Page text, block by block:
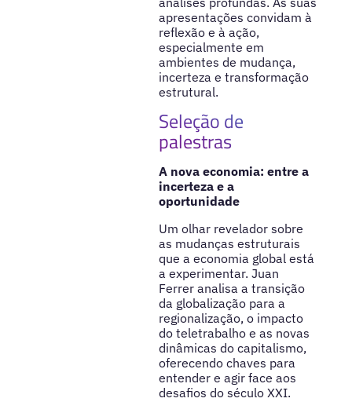
apresentações convidam à
reflexão e à ação,
especialmente em
ambientes de mudança,
incerteza e transformação
estrutural.
Seleção de
palestras
A nova economia: entre a
incerteza e a
oportunidade
Um olhar revelador sobre
as mudanças estruturais
que a economia global está
a experimentar. Juan
Ferrer analisa a transição
da globalização para a
regionalização, o impacto
do teletrabalho e as novas
dinâmicas do capitalismo,
oferecendo chaves para
entender e agir face aos
desafios do século XXI.